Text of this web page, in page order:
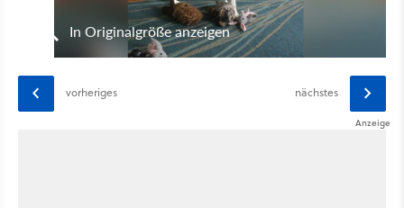
In Originalgröße anzeigen
vorheriges nächstes